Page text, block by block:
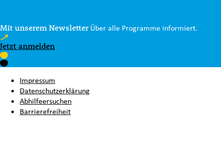
Mit unserem Newsletter Über alle Programme informiert.
Jetzt anmelden
Impressum
Datenschutzerklärung
Abhilfeersuchen
Barrierefreiheit